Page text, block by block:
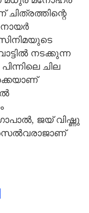
ചിത്രത്തിന്റെ
സിനിമയുടെ
നടക്കുന്ന
ചില
ജയ് വിഷ്ണു